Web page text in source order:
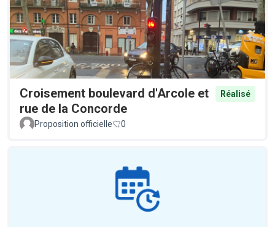
Croisement boulevard d'Arcole et
rue de la Concorde
Réalisé
Proposition officielle 0